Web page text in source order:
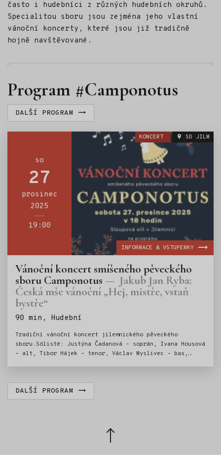
často i hudebníci z různých hudebních okruhů.
Specialitou sboru jsou zejména jeho vlastní
vánoční koncerty, které jsou již tradičně
hojně navštěvované.
Program #Camponotus
DALŠÍ PROGRAM
so
27
prosinec
2025
19:00
KONCERT SD JILM
Vánoční koncert smíšeného pěveckého
sboru Camponotus Jakub Jan Ryba:
Česká mše vánoční „Hej, mistře, vstaň
bystře“
90 min, Hudební
Tradiční vánoční koncert jilemnického pěveckého
sboru.Sólisté: Justýna Čadanová – soprán, Ivana Housová
– alt, Tibor Hájek – tenor, Václav Myslivec – bas,
INFORMACE & VSTUPENKY
DALŠÍ PROGRAM
Zpět
nahoru